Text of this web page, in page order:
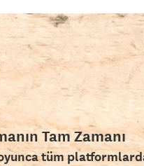
Tam Zamanı
tüm